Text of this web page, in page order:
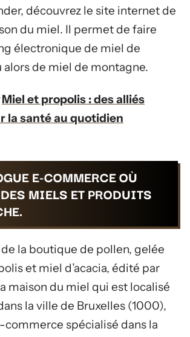
découvrez le site internet de
du miel. Il permet de faire
électronique de miel de
alors de miel de montagne.
Miel et propolis : des alliés
la santé au quotidien
E-COMMERCE OÙ
MIELS ET PRODUITS
la boutique de pollen, gelée
et miel d’acacia, édité par
maison du miel qui est localisé
la ville de Bruxelles (1000),
commerce spécialisé dans la